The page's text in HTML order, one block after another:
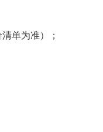
单为准）；